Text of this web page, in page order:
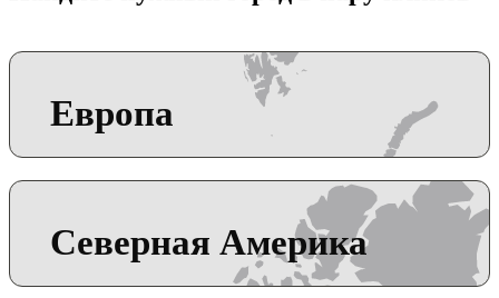
Европа
Северная Америка